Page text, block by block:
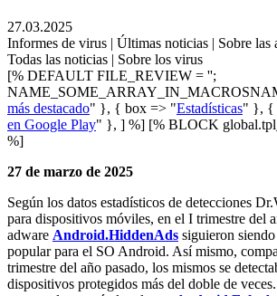
27.03.2025
Informes de virus | Últimas noticias | Sobre las
Todas las noticias | Sobre los virus
[% DEFAULT FILE_REVIEW = '';
más destacado" }, { box => "Estadísticas" }, {
en Google Play" }, ] %] [% BLOCK
%]
27 de marzo de 2025
Según los datos estadísticos de detecciones
para dispositivos móviles, en el I trimestre del
adware Android.HiddenAds siguieron
popular para el SO Android. Así mismo,
trimestre del año pasado, los mismos se
dispositivos protegidos más del doble de